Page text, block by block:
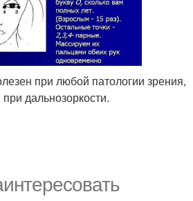
при любой патологии зрения,
дальнозоркости.